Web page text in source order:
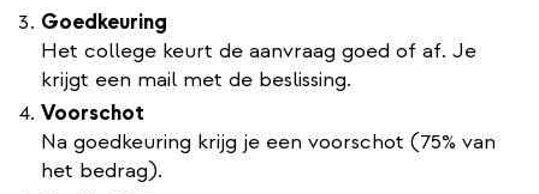
Goedkeuring
Het college keurt de aanvraag goed of af. Je
krijgt een mail met de beslissing.
Voorschot
Na goedkeuring krijg je een voorschot (75% van
het bedrag).